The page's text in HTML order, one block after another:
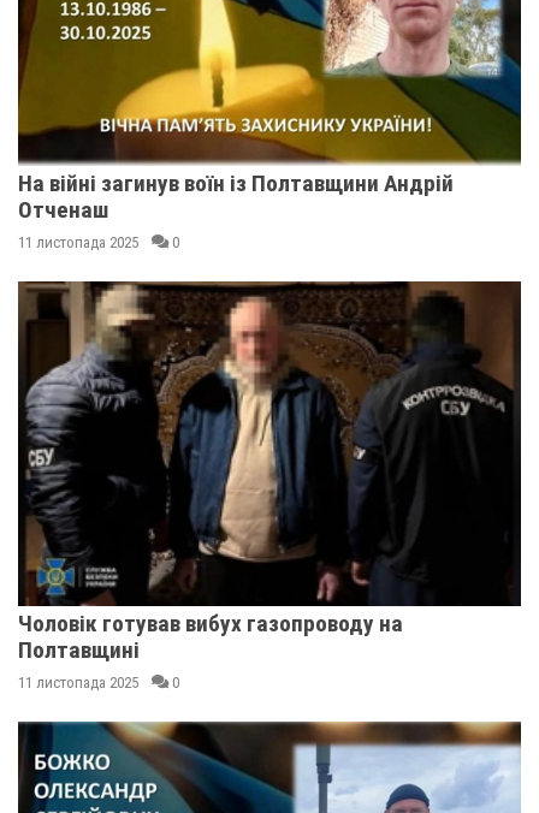
На війні загинув воїн із Полтавщини Андрій
Отченаш
11 листопада 2025 0
Чоловік готував вибух газопроводу на
Полтавщині
11 листопада 2025 0